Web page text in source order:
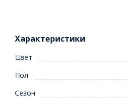
Характеристики
Цвет
Пол
Сезон